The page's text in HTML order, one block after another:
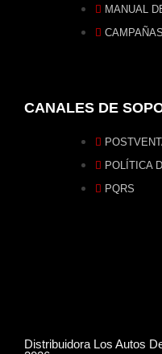
MANUAL
CANALES DE
POLÍTICA
PQRS
Distribuidora Los Autos